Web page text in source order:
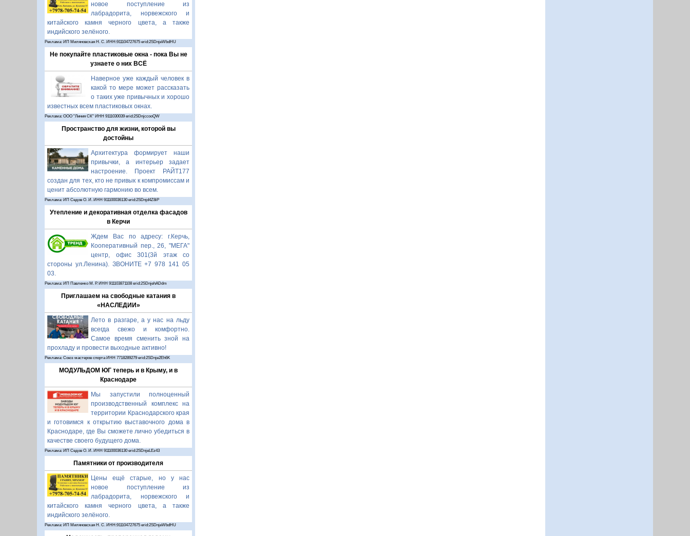
новое поступление из
лабрадорита, норвежского и
китайского камня черного цвета, а также
индийского зелёного.
Реклама: ИП Миляновская Н. С. ИНН:911104727675 erid:2SDnjeWbdHU
Не покупайте пластиковые окна - пока Вы не
узнаете о них ВСЁ
Наверное уже каждый человек в
какой то мере может рассказать
о таких уже привычных и хорошо
известных всем пластиковых окнах.
Реклама: ООО "Линия СК" ИНН 9111030039 erid:2SDnjccooQW
Пространство для жизни, которой вы
достойны
Архитектура формирует наши
привычки, а интерьер задает
настроение. Проект РАЙТ177
создан для тех, кто не привык к компромиссам и
ценит абсолютную гармонию во всем.
Реклама: ИП Седов О. И. ИНН 911100036130 erid:2SDnjd4Z8iP
Утепление и декоративная отделка фасадов
в Керчи
Ждем Вас по адресу: г.Керчь,
Кооперативный пер., 26, "МЕГА"
центр, офис 301(3й этаж со
стороны ул.Ленина). ЗВОНИТЕ +7 978 141 05
03.
Реклама: ИП Павленко М. Р. ИНН 911103871108 erid:2SDnjehADdm
Приглашаем на свободные катания в
«НАСЛЕДИИ»
Лето в разгаре, а у нас на льду
всегда свежо и комфортно.
Самое время сменить зной на
прохладу и провести выходные активно!
Реклама: Союз мастеров спорта ИНН 7718289279 erid:2SDnje2Eh6K
МОДУЛЬДОМ ЮГ теперь и в Крыму, и в
Краснодаре
Мы запустили полноценный
производственный комплекс на
территории Краснодарского края
и готовимся к открытию выставочного дома в
Краснодаре, где Вы сможете лично убедиться в
качестве своего будущего дома.
Реклама: ИП Седов О. И. ИНН 911100036130 erid:2SDnjeLEz43
Памятники от производителя
Цены ещё старые, но у нас
новое поступление из
лабрадорита, норвежского и
китайского камня черного цвета, а также
индийского зелёного.
Реклама: ИП Миляновская Н. С. ИНН:911104727675 erid:2SDnjeWbdHU